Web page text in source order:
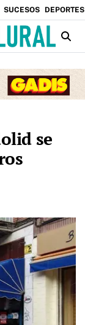
SUCESOS DEPORTES
se